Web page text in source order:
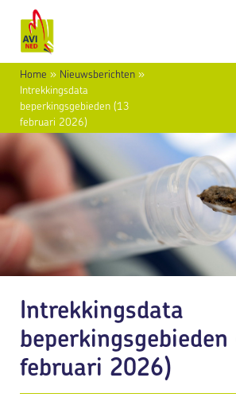
Home » Nieuwsberichten »
Intrekkingsdata
beperkingsgebieden (13
februari 2026)
Intrekkingsdata
beperkingsgebieden
februari 2026)